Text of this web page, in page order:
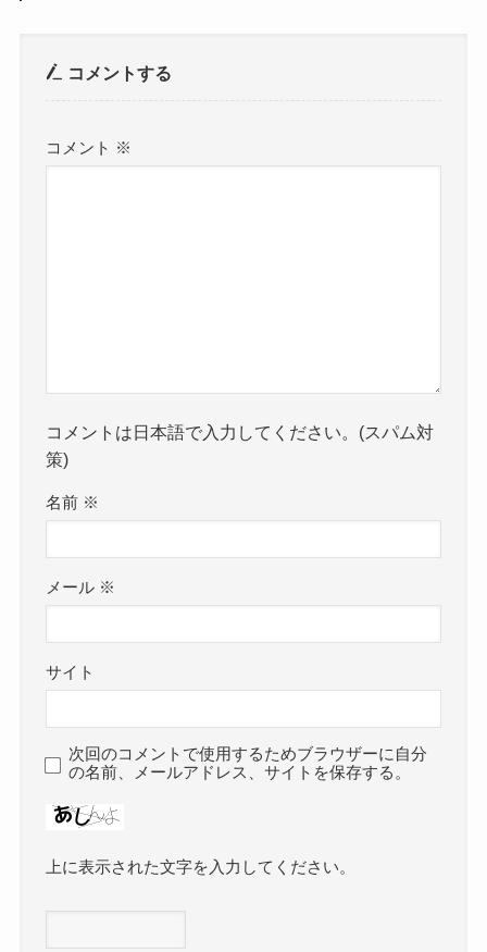
コメントする
コメント ※
コメントは日本語で入力してください。(スパム対
策)
名前 ※
メール ※
サイト
次回のコメントで使用するためブラウザーに自分
の名前、メールアドレス、サイトを保存する。
上に表示された文字を入力してください。